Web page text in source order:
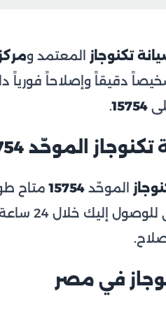
تكنوجاز المعتمد و
دقيقاً وإصلاحاً فورياً
15754
.
الموحّد 15754
الموحّد 15754متاح
في مصر